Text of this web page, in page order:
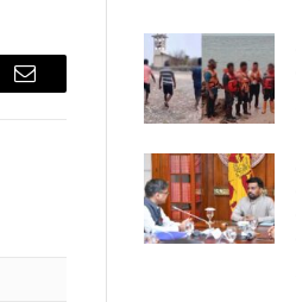
Email